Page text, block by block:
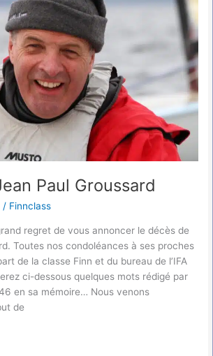
Paul Groussard
/ Finnclass
regret de vous annoncer le décès de
Toutes nos condoléances à ses proches
de la classe Finn et du bureau de l’IFA
ci-dessous quelques mots rédigé par
en sa mémoire… Nous venons
de